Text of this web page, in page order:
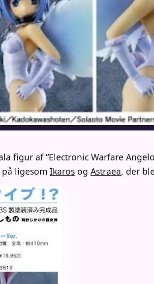
figur af “Electronic Warfare
ligesom Ikaros og Astraea, der